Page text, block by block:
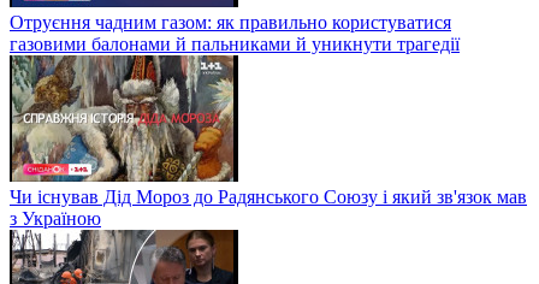
Отруєння чадним газом: як правильно користуватися
газовими балонами й пальниками й уникнути трагедії
Чи існував Дід Мороз до Радянського Союзу і який зв'язок мав
з Україною